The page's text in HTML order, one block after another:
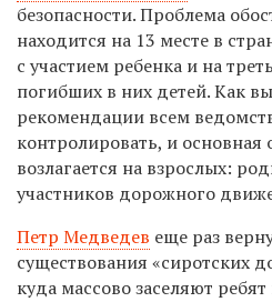
безопасности. Проблема
находится на 13 месте в
с участием ребенка и на
погибших в них детей. Как
рекомендации всем
контролировать, и основная
возлагается на взрослых:
участников дорожного
Петр Медведев еще раз
существования «сиротских
куда массово заселяют